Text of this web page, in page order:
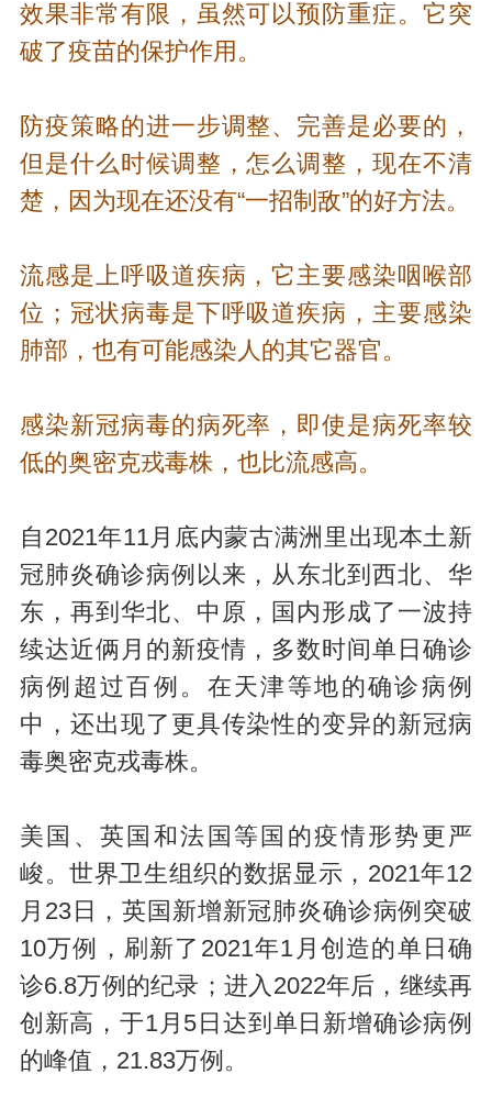
效果非常有限，虽然可以预防重症。它突
破了疫苗的保护作用。
防疫策略的进一步调整、完善是必要的，
但是什么时候调整，怎么调整，现在不清
楚，因为现在还没有“一招制敌”的好方法。
流感是上呼吸道疾病，它主要感染咽喉部
位；冠状病毒是下呼吸道疾病，主要感染
肺部，也有可能感染人的其它器官。
感染新冠病毒的病死率，即使是病死率较
低的奥密克戎毒株，也比流感高。
自2021年11月底内蒙古满洲里出现本土新
冠肺炎确诊病例以来，从东北到西北、华
东，再到华北、中原，国内形成了一波持
续达近俩月的新疫情，多数时间单日确诊
病例超过百例。在天津等地的确诊病例
中，还出现了更具传染性的变异的新冠病
毒奥密克戎毒株。
美国、英国和法国等国的疫情形势更严
峻。世界卫生组织的数据显示，2021年12
月23日，英国新增新冠肺炎确诊病例突破
10万例，刷新了2021年1月创造的单日确
诊6.8万例的纪录；进入2022年后，继续再
创新高，于1月5日达到单日新增确诊病例
的峰值，21.83万例。